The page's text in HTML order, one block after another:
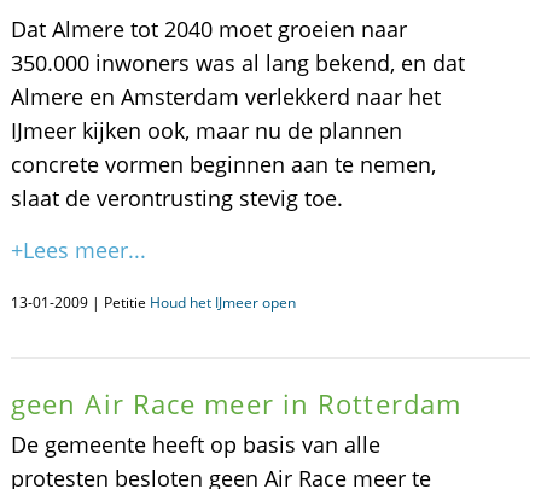
Dat Almere tot 2040 moet groeien naar
350.000 inwoners was al lang bekend, en dat
Almere en Amsterdam verlekkerd naar het
IJmeer kijken ook, maar nu de plannen
concrete vormen beginnen aan te nemen,
slaat de verontrusting stevig toe.
+Lees meer...
13-01-2009 | Petitie Houd het IJmeer open
geen Air Race meer in Rotterdam
De gemeente heeft op basis van alle
protesten besloten geen Air Race meer te